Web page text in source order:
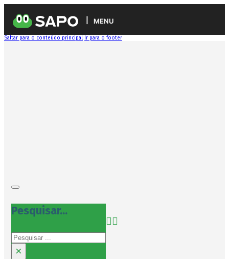
MENU
Saltar para o conteúdo principal Ir para o footer
Pesquisar...
Pesquisar
×